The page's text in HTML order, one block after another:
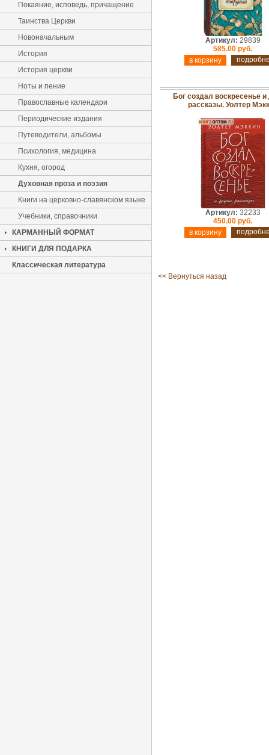
Покаяние, исповедь, причащение
Таинства Церкви
Новоначальным
История
История церкви
Ноты и пение
Православные календари
Периодические издания
Путеводители, альбомы
Психология, медицина
Кухня, огород
Духовная проза и поэзия
Книги на церковно-славянском языке
Учебники, справочники
КАРМАННЫЙ ФОРМАТ
КНИГИ ДЛЯ ПОДАРКА
Классическая литература
Артикул: 29839
585.00 руб.
Бог создал воскресенье и
рассказы. Уолтер
Артикул: 32233
450.00 руб.
<< Вернуться назад